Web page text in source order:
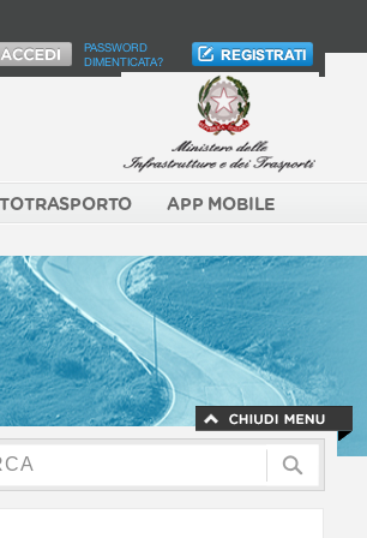
PASSWORD
DIMENTICATA?
APP MOBILE